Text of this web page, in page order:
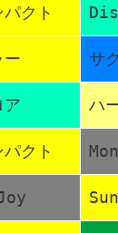
クト
ー サ
ア ハ
クト